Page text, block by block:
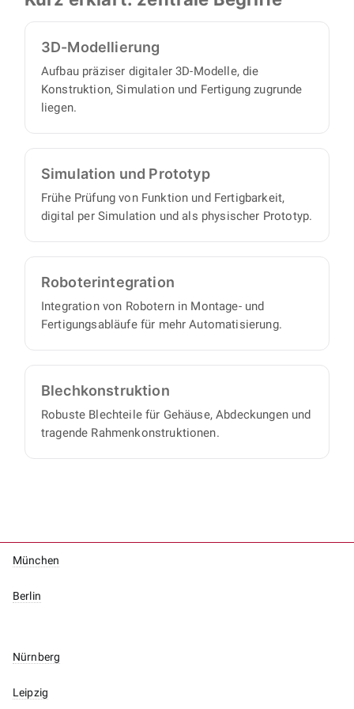
mit minimalem Abstimmungs- und
Aufsichtsaufwand auf Ihrer Seite.
Produktion geht.
3D-Modellierung
Aufbau präziser digitaler 3D-Modelle, die
Konstruktion, Simulation und Fertigung zugrunde
liegen.
Simulation und Prototyp
Frühe Prüfung von Funktion und Fertigbarkeit,
digital per Simulation und als physischer Prototyp.
Roboter­integration
Integration von Robotern in Montage- und
Fertigungsabläufe für mehr Automatisierung.
Blech­konstruktion
Robuste Blechteile für Gehäuse, Abdeckungen und
tragende Rahmenkonstruktionen.
München
Berlin
Nürnberg
Leipzig